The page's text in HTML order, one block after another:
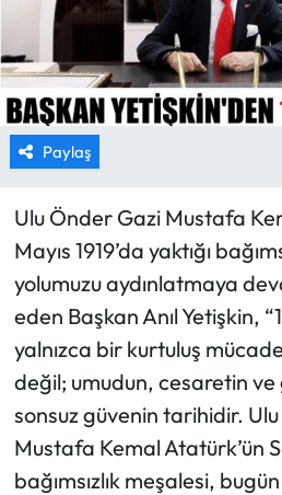
Paylaş
Ulu Önder Gazi Mustafa
Mayıs 1919’da yaktığı
yolumuzu aydınlatmaya
eden Başkan Anıl Yetişkin,
yalnızca bir kurtuluş
değil; umudun, cesaretin
sonsuz güvenin tarihidir.
Mustafa Kemal Atatürk’ün
bağımsızlık meşalesi,
TURİZM
YAŞAM
RESMİ İLANLAR